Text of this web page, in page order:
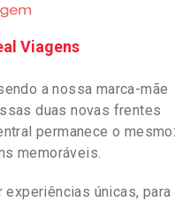
Viagens
a nossa marca-mãe
duas novas frentes
permanece o mesmo:
memoráveis.
únicas, para